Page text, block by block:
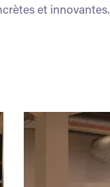
et innovantes.